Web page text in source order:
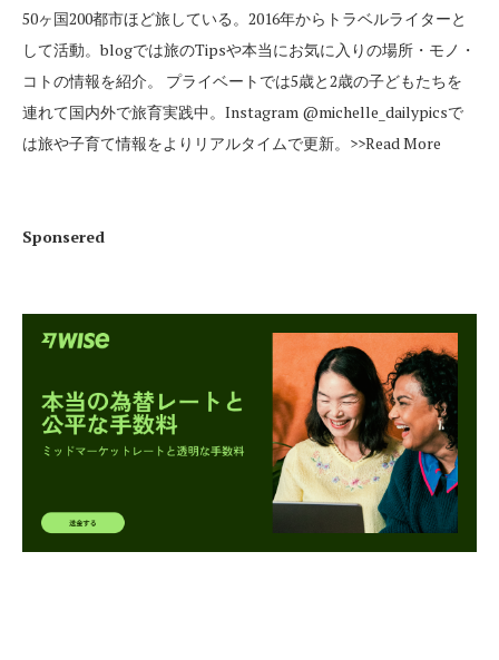
50ヶ国200都市ほど旅している。2016年からトラベルライターと
して活動。blogでは旅のTipsや本当にお気に入りの場所・モノ・
コトの情報を紹介。 プライベートでは5歳と2歳の子どもたちを
連れて国内外で旅育実践中。Instagram @michelle_dailypicsで
は旅や子育て情報をよりリアルタイムで更新。 >>Read More
Sponsered